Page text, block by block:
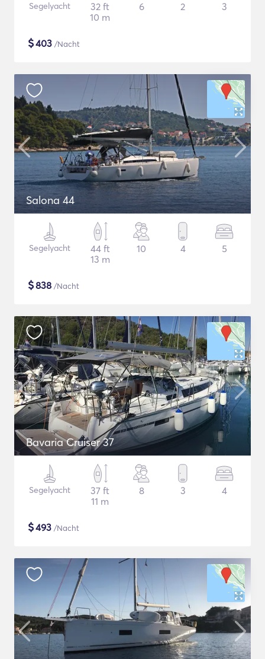
Segelyacht
32 ft
10 m
6 2 3
$403 /Nacht
Salona 44
Segelyacht
44 ft
13 m
10 4 5
$838 /Nacht
Bavaria Cruiser 37
Segelyacht
37 ft
11 m
8 3 4
$493 /Nacht